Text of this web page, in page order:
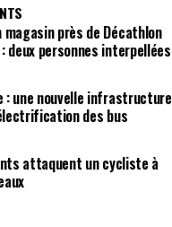
magasin près de Décathlon
deux personnes interpellées
: une nouvelle infrastructure
des bus
attaquent un cycliste à